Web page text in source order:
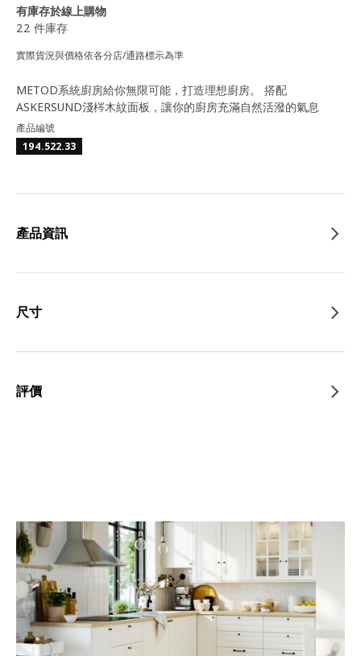
有庫存於線上購物
22 件庫存
實際貨況與價格依各分店/通路標示為準
METOD系統廚房給你無限可能，打造理想廚房。 搭配
ASKERSUND淺梣木紋面板，讓你的廚房充滿自然活潑的氣息
產品編號
194.522.33
產品資訊
尺寸
評價